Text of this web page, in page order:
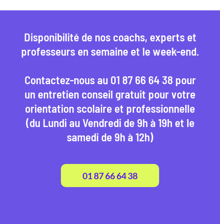
Disponibilité de nos coachs, experts et
professeurs en semaine et le week-end.
Contactez-nous au 01 87 66 64 38 pour
un entretien conseil gratuit pour votre
orientation scolaire et professionnelle
(du Lundi au Vendredi de 9h à 19h et le
samedi de 9h à 12h)
01 87 66 64 38